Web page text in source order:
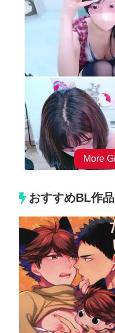
おすすめBL作品